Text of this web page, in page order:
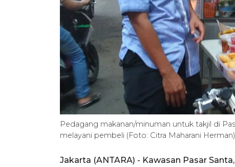
Pedagang makanan/minuman untuk takjil di
melayani pembeli (Foto: Citra Maharani Herman)
Jakarta (ANTARA) - Kawasan Pasar